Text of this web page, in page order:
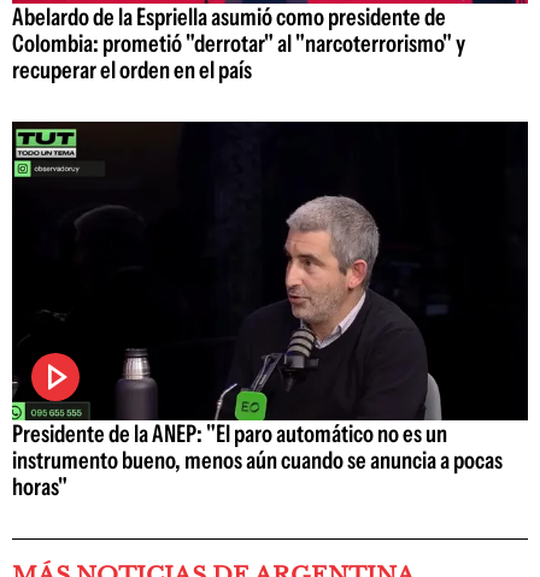
Abelardo de la Espriella asumió como presidente de
Colombia: prometió "derrotar" al "narcoterrorismo" y
recuperar el orden en el país
Presidente de la ANEP: "El paro automático no es un
instrumento bueno, menos aún cuando se anuncia a pocas
horas"